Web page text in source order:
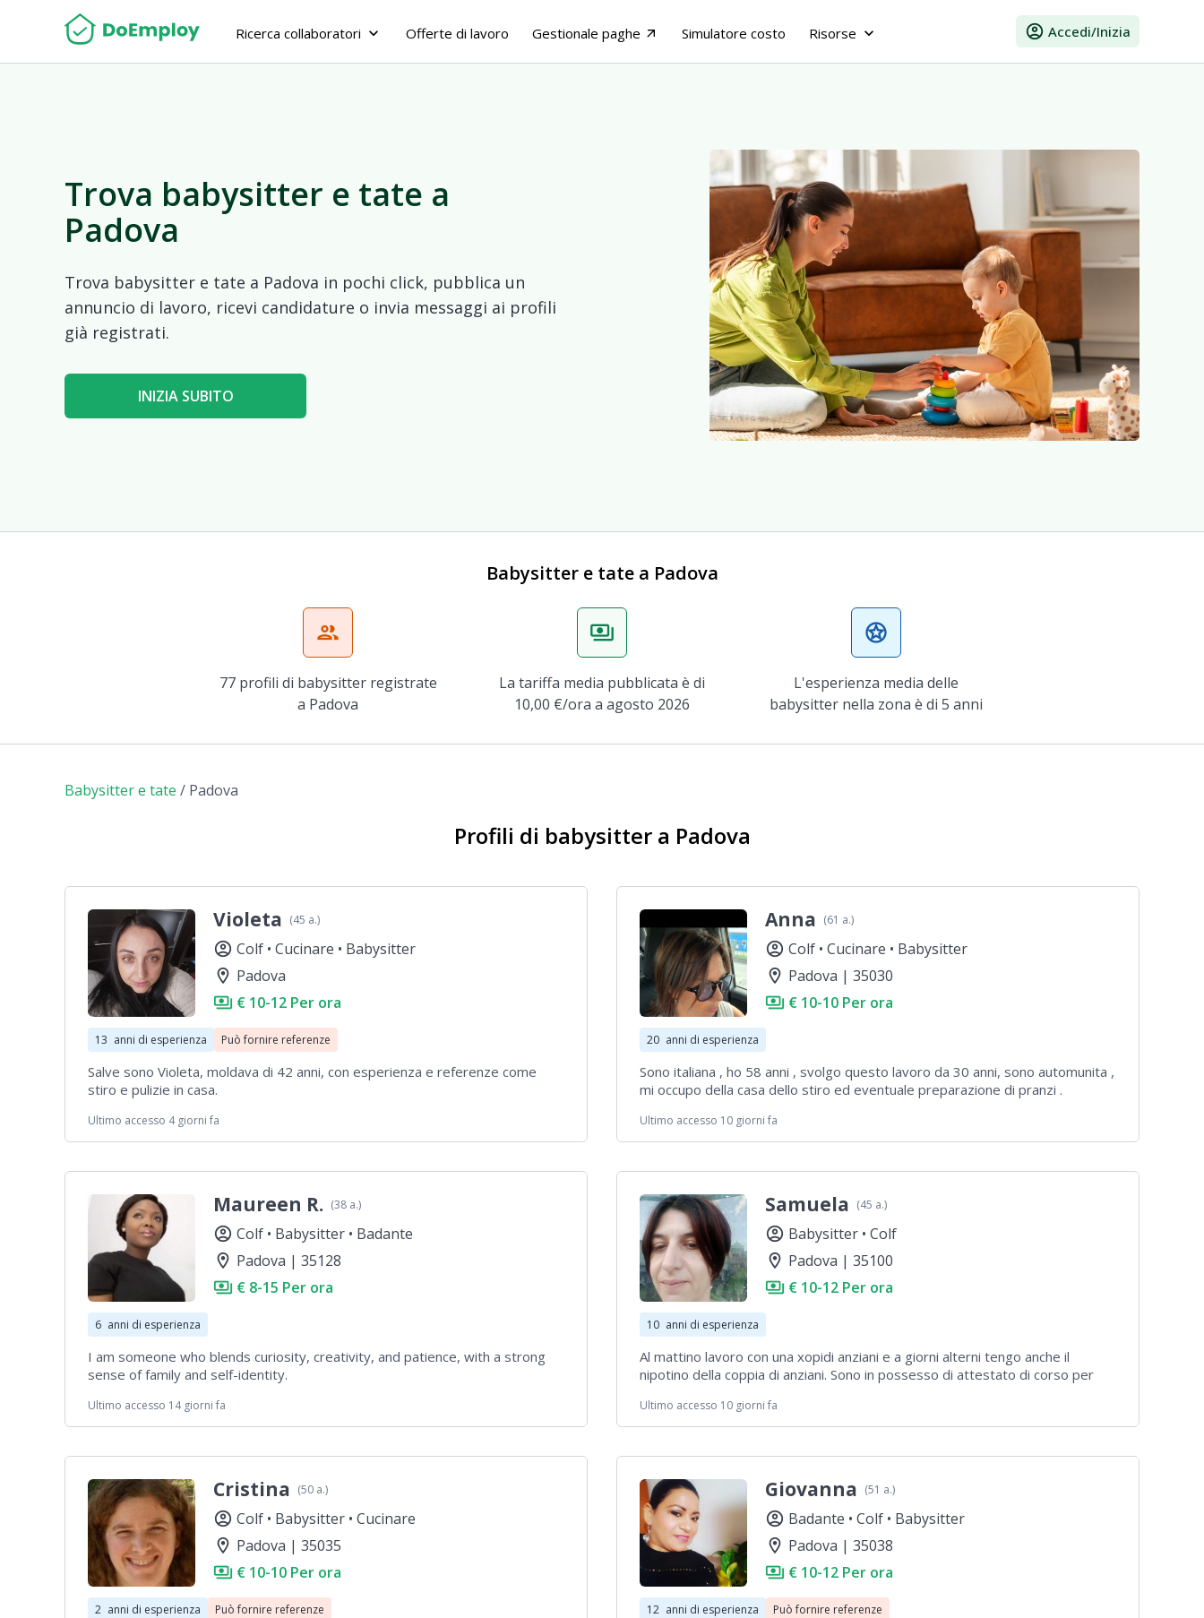
Ricerca collaboratori keyboard_arrow_down Offerte di lavoro Gestionale paghe arrow_outward Simulatore costo Risorse keyboard_arrow_down account_circle Accedi/Inizia
Trova babysitter e tate a
Padova
Trova babysitter e tate a Padova in pochi click, pubblica un
annuncio di lavoro, ricevi candidature o invia messaggi ai profili
già registrati.
INIZIA SUBITO
Babysitter e tate a Padova
group
77 profili di babysitter registrate
a Padova
payments
La tariffa media pubblicata è di
10,00 €/ora a agosto 2026
stars
L'esperienza media delle
babysitter nella zona è di 5 anni
Babysitter e tate / Padova
Profili di babysitter a Padova
Violeta (45 a.)
account_circle Colf • Cucinare • Babysitter
location_on Padova
payments € 10-12 Per ora
13 anni di esperienza Può fornire referenze
Salve sono Violeta, moldava di 42 anni, con esperienza e referenze come
stiro e pulizie in casa.
Ultimo accesso 4 giorni fa
Anna (61 a.)
account_circle Colf • Cucinare • Babysitter
location_on Padova | 35030
payments € 10-10 Per ora
20 anni di esperienza
Sono italiana , ho 58 anni , svolgo questo lavoro da 30 anni, sono automunita ,
mi occupo della casa dello stiro ed eventuale preparazione di pranzi .
Ultimo accesso 10 giorni fa
Maureen R. (38 a.)
account_circle Colf • Babysitter • Badante
location_on Padova | 35128
payments € 8-15 Per ora
6 anni di esperienza
I am someone who blends curiosity, creativity, and patience, with a strong
sense of family and self-identity.
Ultimo accesso 14 giorni fa
Samuela (45 a.)
account_circle Babysitter • Colf
location_on Padova | 35100
payments € 10-12 Per ora
10 anni di esperienza
Al mattino lavoro con una xopidi anziani e a giorni alterni tengo anche il
nipotino della coppia di anziani. Sono in possesso di attestato di corso per
Ultimo accesso 10 giorni fa
Cristina (50 a.)
account_circle Colf • Babysitter • Cucinare
location_on Padova | 35035
payments € 10-10 Per ora
2 anni di esperienza Può fornire referenze
Giovanna (51 a.)
account_circle Badante • Colf • Babysitter
location_on Padova | 35038
payments € 10-12 Per ora
12 anni di esperienza Può fornire referenze